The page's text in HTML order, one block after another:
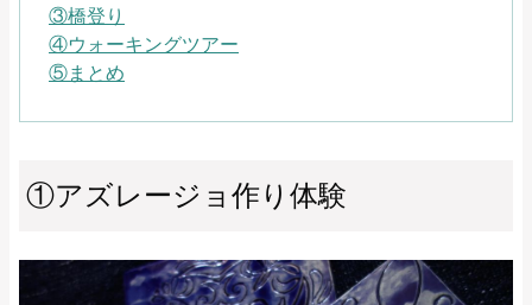
③橋登り
④ウォーキングツアー
⑤まとめ
①アズレージョ作り体験